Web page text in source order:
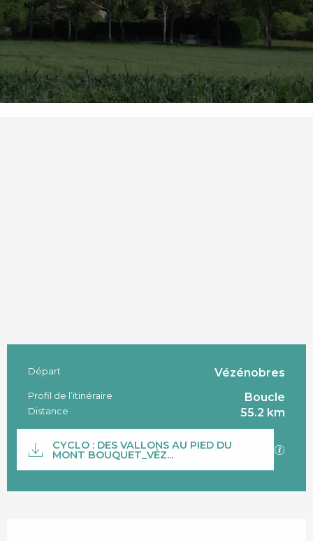
Informations pratiques
Départ Vézénobres
Profil de l’itinéraire Boucle
Distance 55.2 km
Documentation
CYCLO : DES VALLONS AU PIED DU
MONT BOUQUET_VÉZ...